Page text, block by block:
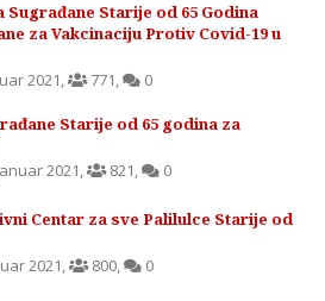
Sugrađane Starije od 65 Godina
za Vakcinaciju Protiv Covid-19 u
2021, 771, 0
Starije od 65 godina za
2021, 821, 0
Centar za sve Palilulce Starije od
2021, 800, 0